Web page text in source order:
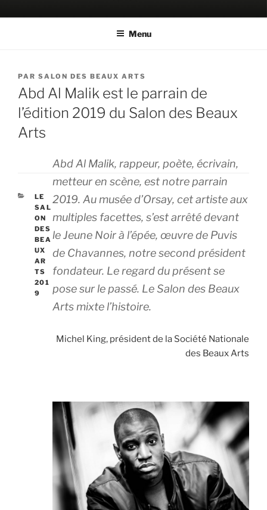
au
SALON DES BEAUX ARTS
Menu
PUBLIÉ
LE
PAR SALON DES BEAUX ARTS
Abd Al Malik est le parrain de
l’édition 2019 du Salon des Beaux
Arts
Abd Al Malik, rappeur, poète, écrivain,
metteur en scène, est notre parrain
2019. Au musée d’Orsay, cet artiste aux
multiples facettes, s’est arrêté devant
le Jeune Noir à l’épée, œuvre de Puvis
de Chavannes, notre second président
fondateur. Le regard du présent se
pose sur le passé. Le Salon des Beaux
Arts mixte l’histoire.
Michel King, président de la Société Nationale
des Beaux Arts
CATÉGORIES
LE
SAL
ON
DES
BEA
UX
AR
TS
201
9